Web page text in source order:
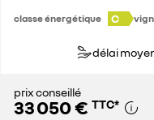
classe énergétique C
délai
prix conseillé
33 050 € TTC*